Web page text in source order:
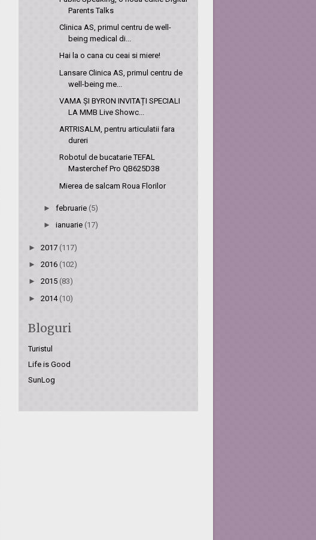
Parents Talks
Clinica AS, primul centru de well-
being medical di...
Hai la o cana cu ceai si miere!
Lansare Clinica AS, primul centru de
well-being me...
VAMA ȘI BYRON INVITAȚI SPECIALI
LA MMB Live Showc...
ARTRISALM, pentru articulatii fara
dureri
Robotul de bucatarie TEFAL
Masterchef Pro QB625D38
Mierea de salcam Roua Florilor
►februarie (5)
►ianuarie (17)
► 2017 (117)
► 2016 (102)
► 2015 (83)
► 2014 (10)
Bloguri
Turistul
Life is Good
SunLog